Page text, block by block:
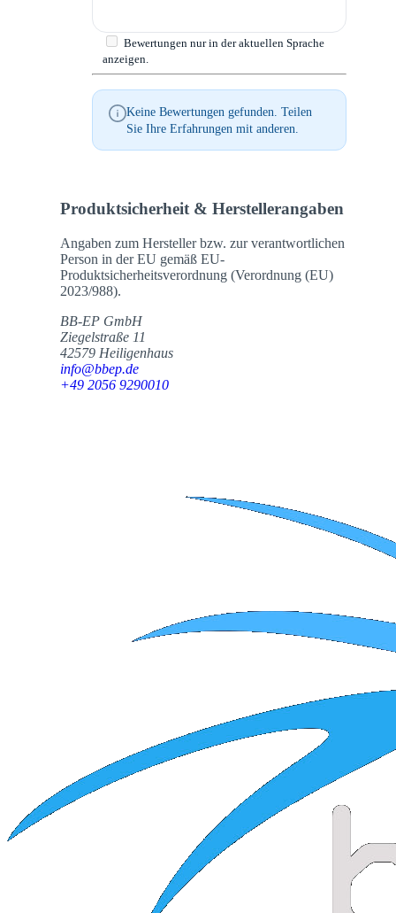
Bewertungen nur in der aktuellen Sprache
anzeigen.
Keine Bewertungen gefunden. Teilen
Sie Ihre Erfahrungen mit anderen.
Produktsicherheit & Herstellerangaben
Angaben zum Hersteller bzw. zur verantwortlichen
Person in der EU gemäß EU-
Produktsicherheitsverordnung (Verordnung (EU)
2023/988).
BB-EP GmbH
Ziegelstraße 11
42579 Heiligenhaus
info@bbep.de
+49 2056 9290010